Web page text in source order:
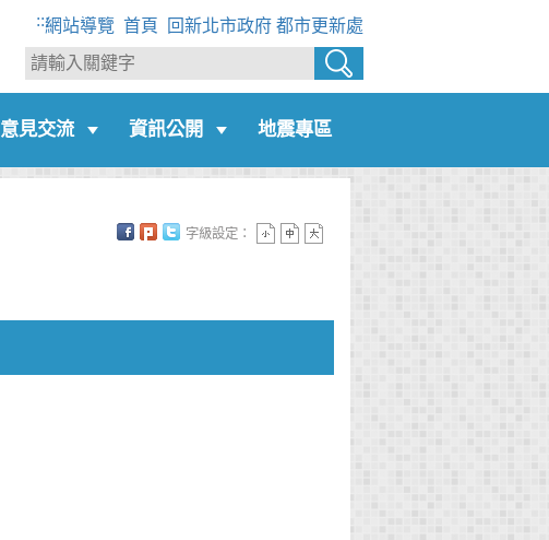
:::網站導覽 首頁 回新北市政府 都市更新處
意見交流 資訊公開 地震專區
字級設定：